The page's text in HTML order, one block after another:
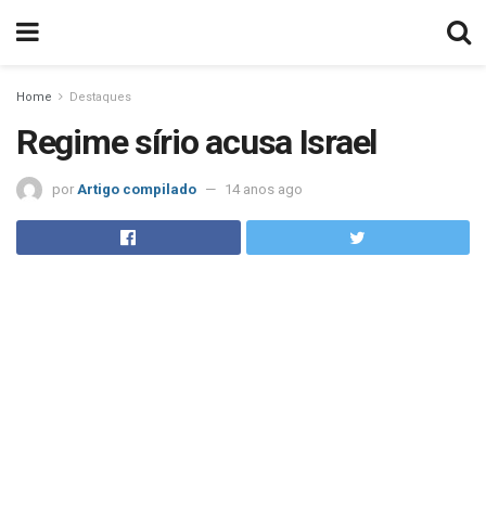
Home Destaques
Regime sírio acusa Israel
por Artigo compilado 14 anos ago